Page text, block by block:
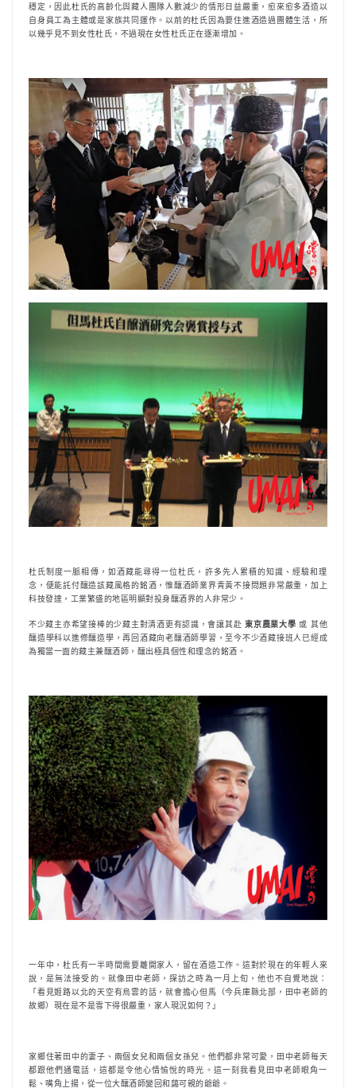
穩定，因此杜氏的高齡化與藏人團隊人數減少的情形日益嚴重，愈來愈多酒造以
自身員工為主體或是家族共同運作。以前的杜氏因為要住進酒造過團體生活，所
以幾乎見不到女性杜氏，不過現在女性杜氏正在逐漸增加。
杜氏制度一脈相傳，如酒藏能尋得一位杜氏，許多先人累積的知識、經驗和理
念，便能託付釀造該藏風格的銘酒，惟釀酒師業界青黃不接問題非常嚴重，加上
科技發達，工業繁盛的地區明顯對投身釀酒界的人非常少。
不少藏主亦希望接棒的少藏主對清酒更有認識，會讓其赴東京農業大學 或 其他
釀造學科以進修釀造學，再回酒藏向老釀酒師學習，至今不少酒藏接班人已經成
為獨當一面的藏主兼釀酒師，釀出極具個性和理念的銘酒。
一年中，杜氏有一半時間需要離開家人，留在酒造工作。這對於現在的年輕人來
說，是無法接受的。就像田中老師，探訪之時為一月上旬，他也不自覺地說：
「看見姬路以北的天空有烏雲的話，就會擔心但馬（今兵庫縣北部，田中老師的
故鄉）現在是不是雪下得很嚴重，家人現況如何？」
家鄉住著田中的妻子、兩個女兒和兩個女孫兒。他們都非常可愛，田中老師每天
都跟他們通電話，這都是令他心情愉悅的時光。這一刻我看見田中老師眼角一
鬆、嘴角上揚，從一位大釀酒師變回和藹可親的爺爺。